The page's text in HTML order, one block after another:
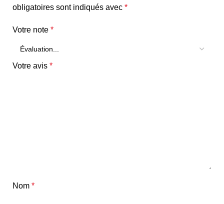
obligatoires sont indiqués avec *
Votre note *
Votre avis *
Nom *